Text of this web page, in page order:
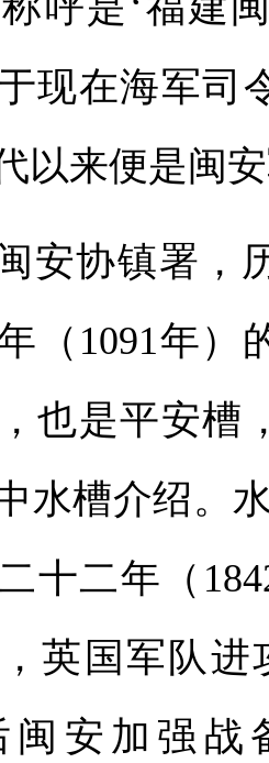
现在海军司
以来便是闽
安协镇署，
（1091年）
也是平安槽
水槽介绍。
十二年（
英国军队
闽安加强战